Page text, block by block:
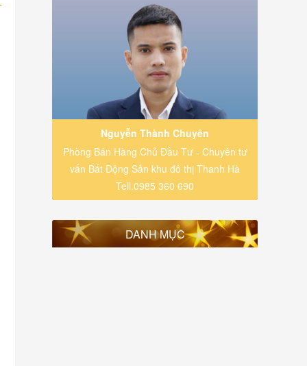
Nguyễn Thành Chuyên
Phòng Bán Hàng Chủ Đầu Tư - Chuyên tư
vấn Bất Động Sản khu đô thị Thanh Hà
Tell.0985 360 690
DANH MỤC